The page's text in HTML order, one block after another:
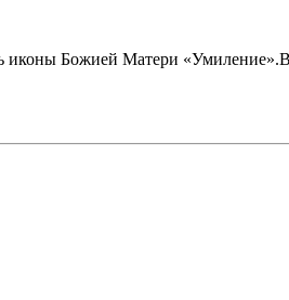
иконы Божией Матери